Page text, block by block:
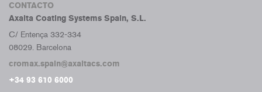
CONTACTO
Axalta Coating Systems Spain, S.L.
C/ Entença 332-334
08029. Barcelona
cromax.spain@axaltacs.com
+34 93 610 6000